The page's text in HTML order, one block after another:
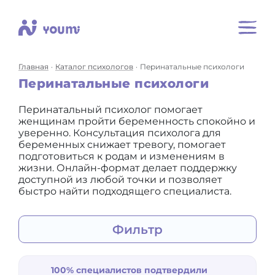
Главная Каталог психологов Перинатальные психологи
Перинатальные психологи
Перинатальный психолог помогает
женщинам пройти беременность спокойно и
уверенно. Консультация психолога для
беременных снижает тревогу, помогает
подготовиться к родам и изменениям в
жизни. Онлайн-формат делает поддержку
доступной из любой точки и позволяет
быстро найти подходящего специалиста.
Фильтр
100% специалистов подтвердили